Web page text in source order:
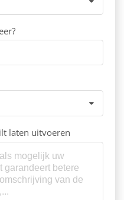
laten uitvoeren